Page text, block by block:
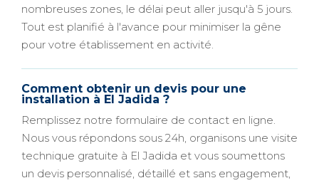
nombreuses zones, le délai peut aller jusqu'à 5 jours.
Tout est planifié à l'avance pour minimiser la gêne
pour votre établissement en activité.
Comment obtenir un devis pour une
installation à El Jadida ?
Remplissez notre formulaire de contact en ligne.
Nous vous répondons sous 24h, organisons une visite
technique gratuite à El Jadida et vous soumettons
un devis personnalisé, détaillé et sans engagement,